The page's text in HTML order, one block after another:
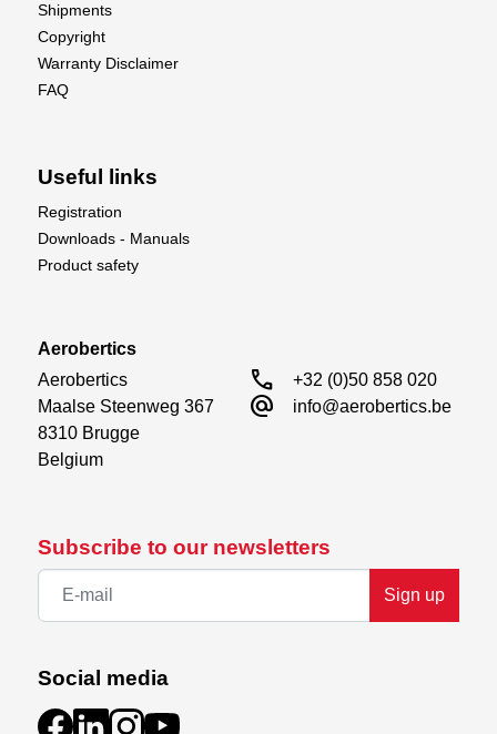
Subscribe to our newsletters
Sign up
Social media
Shipments
Copyright
Warranty Disclaimer
FAQ
Useful links
Registration
Downloads - Manuals
Product safety
Aerobertics
Aerobertics
Maalse Steenweg 367
8310 Brugge
Belgium
call +32 (0)50 858 020
alternate_email info@aerobertics.be